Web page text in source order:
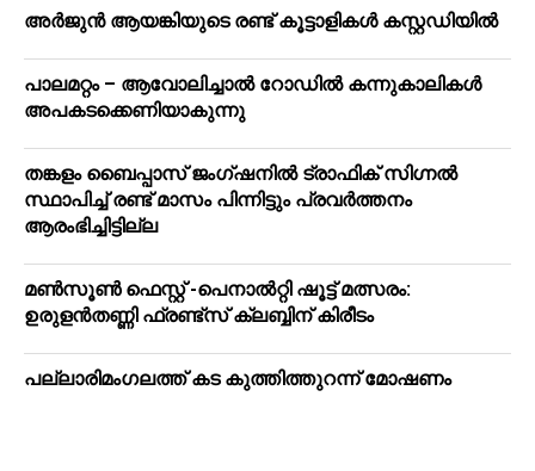
അർജുൻ ആയങ്കിയുടെ രണ്ട് കൂട്ടാളികൾ കസ്റ്റഡിയിൽ
പാലമറ്റം – ആവോലിച്ചാൽ റോഡിൽ കന്നുകാലികൾ
അപകടക്കെണിയാകുന്നു
തങ്കളം ബൈപ്പാസ് ജംഗ്ഷനിൽ ട്രാഫിക് സിഗ്നല്‍
സ്ഥാപിച്ച് രണ്ട് മാസം പിന്നിട്ടും പ്രവർത്തനം
ആരംഭിച്ചിട്ടില്ല
മൺസൂൺ ഫെസ്റ്റ് -പെനാൽറ്റി ഷൂട്ട് മത്സരം:
ഉരുളൻതണ്ണി ഫ്രണ്ട്സ് ക്ലബ്ബിന് കിരീടം
പ​ല്ലാ​രി​മം​ഗ​ല​ത്ത് ക​ട കു​ത്തി​ത്തുറ​ന്ന് മോ​ഷ​ണം